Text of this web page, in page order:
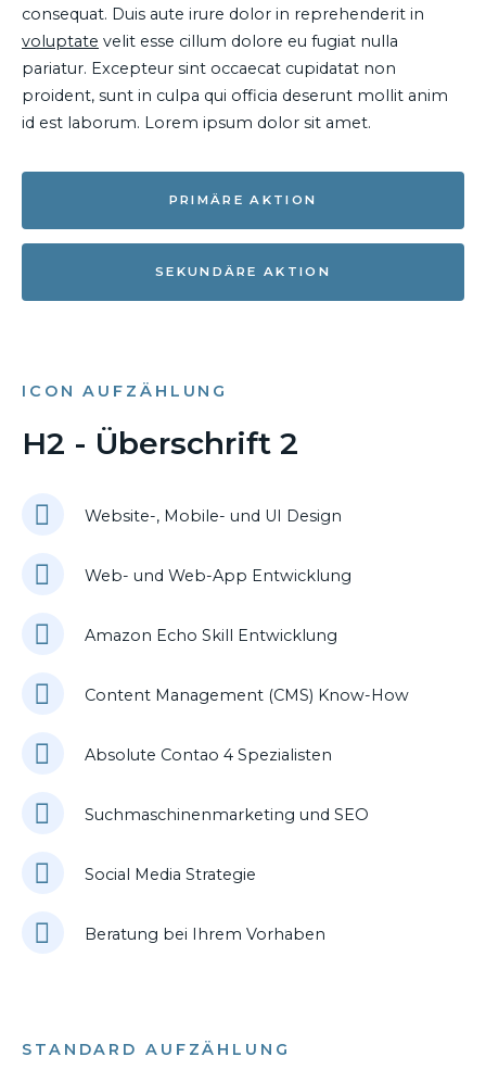
consequat. Duis aute irure dolor in reprehenderit in
voluptate velit esse cillum dolore eu fugiat nulla
pariatur. Excepteur sint occaecat cupidatat non
proident, sunt in culpa qui officia deserunt mollit anim
id est laborum. Lorem ipsum dolor sit amet.
PRIMÄRE AKTION
SEKUNDÄRE AKTION
ICON AUFZÄHLUNG
H2 - Überschrift 2
Website-, Mobile- und UI Design
Web- und Web-App Entwicklung
Amazon Echo Skill Entwicklung
Content Management (CMS) Know-How
Absolute Contao 4 Spezialisten
Suchmaschinenmarketing und SEO
Social Media Strategie
Beratung bei Ihrem Vorhaben
STANDARD AUFZÄHLUNG